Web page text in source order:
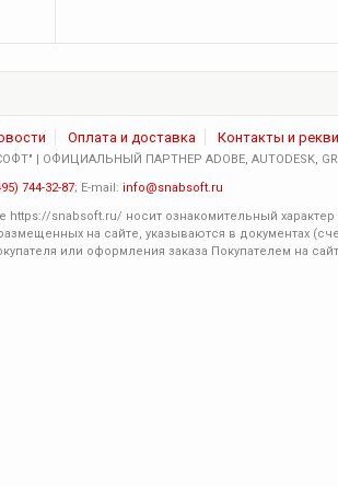
Оплата и доставка Контакты и
| ОФИЦИАЛЬНЫЙ ПАРТНЕР ADOBE, AUTODESK,
744-32-87; E-mail: info@snabsoft.ru
https://snabsoft.ru/ носит ознакомительный
на сайте, указываются в документах
или оформления заказа Покупателем на